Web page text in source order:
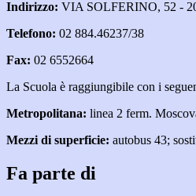
Indirizzo: VIA SOLFERINO, 52 -
Telefono: 02 884.46237/38
Fax: 02 6552664
La Scuola è raggiungibile con i
Metropolitana: linea 2 ferm.
Mezzi di superficie: autobus 43;
Fa parte di